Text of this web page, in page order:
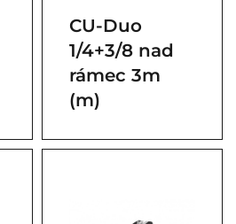
CU-Duo
1/4+3/8 nad
rámec 3m
(m)